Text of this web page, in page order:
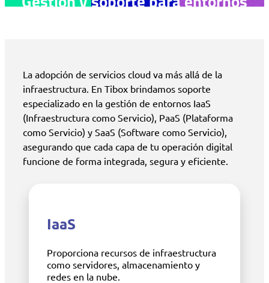
La adopción de servicios cloud va más allá de la
infraestructura. En Tibox brindamos soporte
especializado en la gestión de entornos IaaS
(Infraestructura como Servicio), PaaS (Plataforma
como Servicio) y SaaS (Software como Servicio),
asegurando que cada capa de tu operación digital
funcione de forma integrada, segura y eficiente.
IaaS
Proporciona recursos de infraestructura
como servidores, almacenamiento y
redes en la nube.